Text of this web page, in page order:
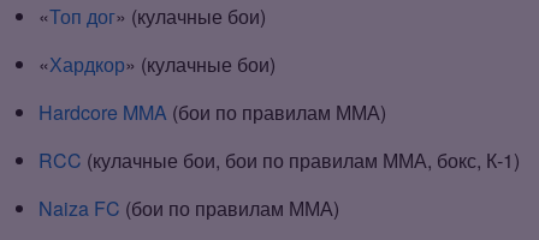
«Топ дог» (кулачные бои)
«Хардкор» (кулачные бои)
Hardcore MMA (бои по правилам ММА)
RCC (кулачные бои, бои по правилам ММА, бокс, К‑1)
Naiza FC (бои по правилам ММА)